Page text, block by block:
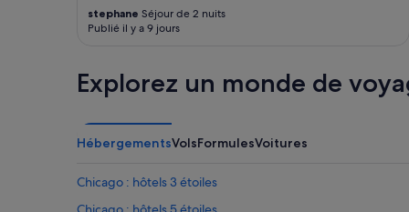
v
e
n
a
stephane Séjour de 2 nuits
Publié il y a 9 jours
Explorez un monde de
HébergementsVolsFormulesVoitures
Chicago : hôtels 3 étoiles